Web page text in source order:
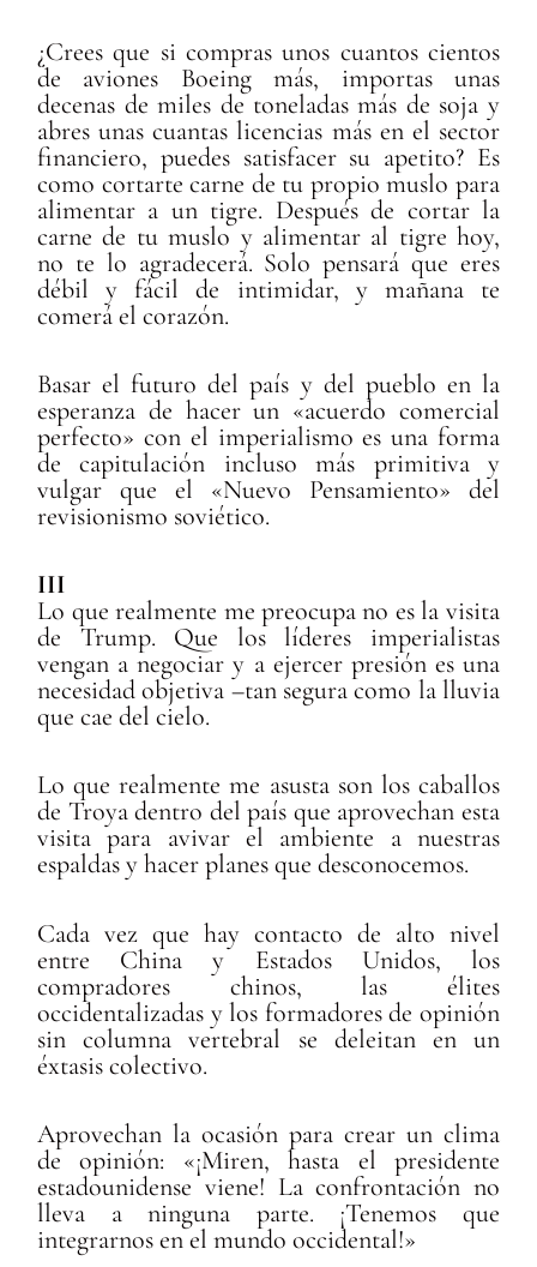
¿Crees que si compras unos cuantos cientos
de aviones Boeing más, importas unas
decenas de miles de toneladas más de soja y
abres unas cuantas licencias más en el sector
financiero, puedes satisfacer su apetito? Es
como cortarte carne de tu propio muslo para
alimentar a un tigre. Después de cortar la
carne de tu muslo y alimentar al tigre hoy,
no te lo agradecerá. Solo pensará que eres
débil y fácil de intimidar, y mañana te
comerá el corazón.
Basar el futuro del país y del pueblo en la
esperanza de hacer un «acuerdo comercial
perfecto» con el imperialismo es una forma
de capitulación incluso más primitiva y
vulgar que el «Nuevo Pensamiento» del
revisionismo soviético.
III
Lo que realmente me preocupa no es la visita
de Trump. Que los líderes imperialistas
vengan a negociar y a ejercer presión es una
necesidad objetiva –tan segura como la lluvia
que cae del cielo.
Lo que realmente me asusta son los caballos
de Troya dentro del país que aprovechan esta
visita para avivar el ambiente a nuestras
espaldas y hacer planes que desconocemos.
Cada vez que hay contacto de alto nivel
entre China y Estados Unidos, los
compradores chinos, las élites
occidentalizadas y los formadores de opinión
sin columna vertebral se deleitan en un
éxtasis colectivo.
Aprovechan la ocasión para crear un clima
de opinión: «¡Miren, hasta el presidente
estadounidense viene! La confrontación no
lleva a ninguna parte. ¡Tenemos que
integrarnos en el mundo occidental!»